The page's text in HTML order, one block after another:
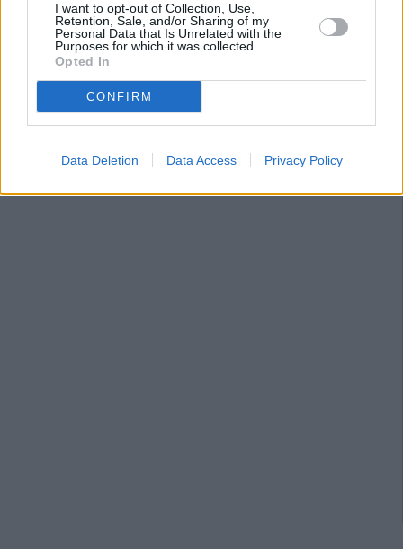
I want to opt-out of Collection, Use,
Retention, Sale, and/or Sharing of my
Personal Data that Is Unrelated with the
Purposes for which it was collected.
Opted In
CONFIRM
Data Deletion Data Access Privacy Policy